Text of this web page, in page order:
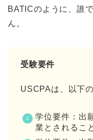
BATICのように、誰
ん。
受験要件
USCPAは、以下
学位要件：出
業とされるこ